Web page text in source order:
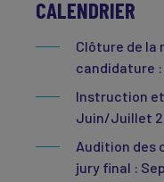
CALENDRIER
Clôture de la
candidature :
Instruction
Juin/Juillet
Audition des
jury final :